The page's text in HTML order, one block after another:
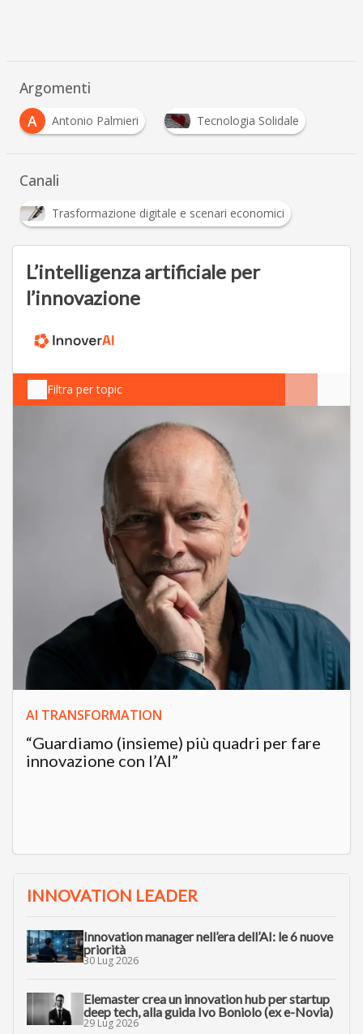
Argomenti
A
Antonio Palmieri Tecnologia Solidale
Canali
Trasformazione digitale e scenari economici
L’intelligenza artificiale per
l’innovazione
Filtra per topic
AI TRANSFORMATION
“Guardiamo (insieme) più quadri per fare
innovazione con l’AI”
INNOVATION LEADER
Innovation manager nell’era dell’AI: le 6 nuove
priorità
30 Lug 2026
Elemaster crea un innovation hub per startup
deep tech, alla guida Ivo Boniolo (ex e-Novia)
29 Lug 2026